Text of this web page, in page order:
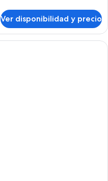
Ver disponibilidad y precio